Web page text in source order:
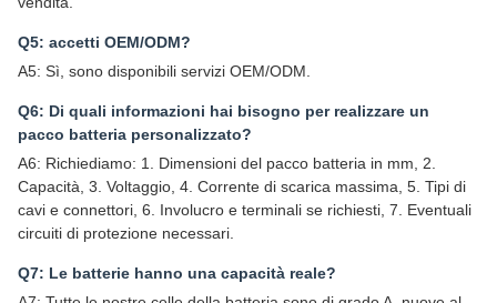
Q5: accetti OEM/ODM?
A5: Sì, sono disponibili servizi OEM/ODM.
Q6: Di quali informazioni hai bisogno per realizzare un
pacco batteria personalizzato?
A6: Richiediamo: 1. Dimensioni del pacco batteria in mm, 2.
Capacità, 3. Voltaggio, 4. Corrente di scarica massima, 5. Tipi di
cavi e connettori, 6. Involucro e terminali se richiesti, 7. Eventuali
circuiti di protezione necessari.
Q7: Le batterie hanno una capacità reale?